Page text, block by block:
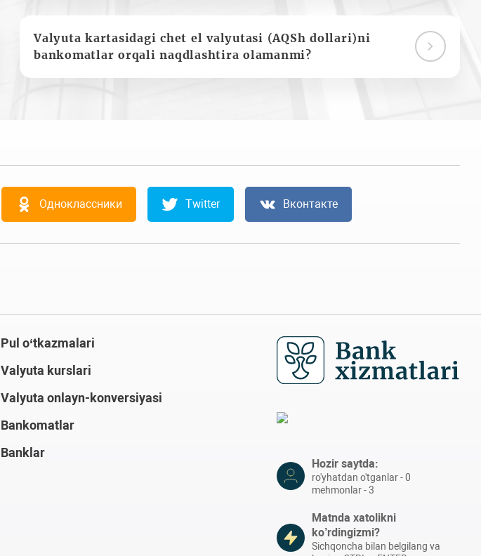
Valyuta kartasidagi chet el valyutasi (AQSh dollari)ni
bankomatlar orqali naqdlashtira olamanmi?
Одноклассники Twitter Вконтакте
Pul o‘tkazmalari
Valyuta kurslari
Valyuta onlayn-konversiyasi
Bankomatlar
Banklar
Hozir saytda:
ro'yhatdan o'tganlar - 0
mehmonlar - 3
Matnda xatolikni
ko’rdingizmi?
Sichqoncha bilan belgilang va